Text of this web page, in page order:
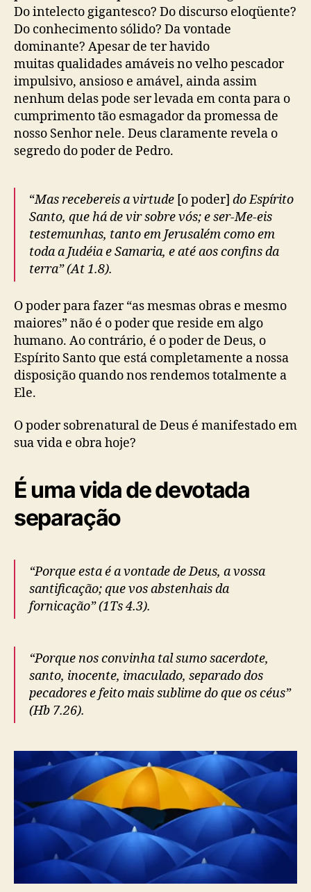
Do intelecto gigantesco? Do discurso eloqüente?
Do conhecimento sólido? Da vontade
dominante? Apesar de ter havido
muitas qualidades amáveis no velho pescador
impulsivo, ansioso e amável, ainda assim
nenhum delas pode ser levada em conta para o
cumprimento tão esmagador da promessa de
nosso Senhor nele. Deus claramente revela o
segredo do poder de Pedro.
“Mas recebereis a virtude [o poder] do Espírito
Santo, que há de vir sobre vós; e ser-Me-eis
testemunhas, tanto em Jerusalém como em
toda a Judéia e Samaria, e até aos confins da
terra” (At 1.8).
O poder para fazer “as mesmas obras e mesmo
maiores” não é o poder que reside em algo
humano. Ao contrário, é o poder de Deus, o
Espírito Santo que está completamente a nossa
disposição quando nos rendemos totalmente a
Ele.
O poder sobrenatural de Deus é manifestado em
sua vida e obra hoje?
É uma vida de devotada
separação
“Porque esta é a vontade de Deus, a vossa
santificação; que vos abstenhais da
fornicação” (1Ts 4.3).
“Porque nos convinha tal sumo sacerdote,
santo, inocente, imaculado, separado dos
pecadores e feito mais sublime do que os céus”
(Hb 7.26).